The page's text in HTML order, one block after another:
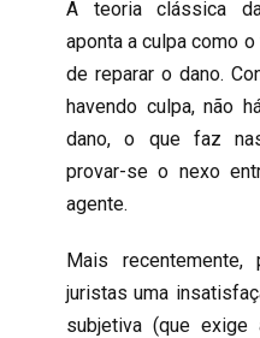
A teoria clássica
aponta a culpa como
de reparar o dano.
havendo culpa, não
dano, o que faz
provar-se o nexo
agente.
Mais
juristas uma
subjetiva (que